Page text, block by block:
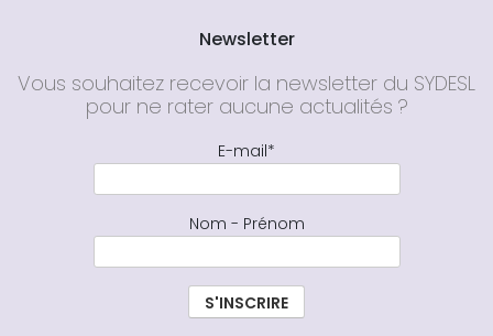
Newsletter
Vous souhaitez recevoir la newsletter du SYDESL
pour ne rater aucune actualités ?
E-mail*
Nom - Prénom